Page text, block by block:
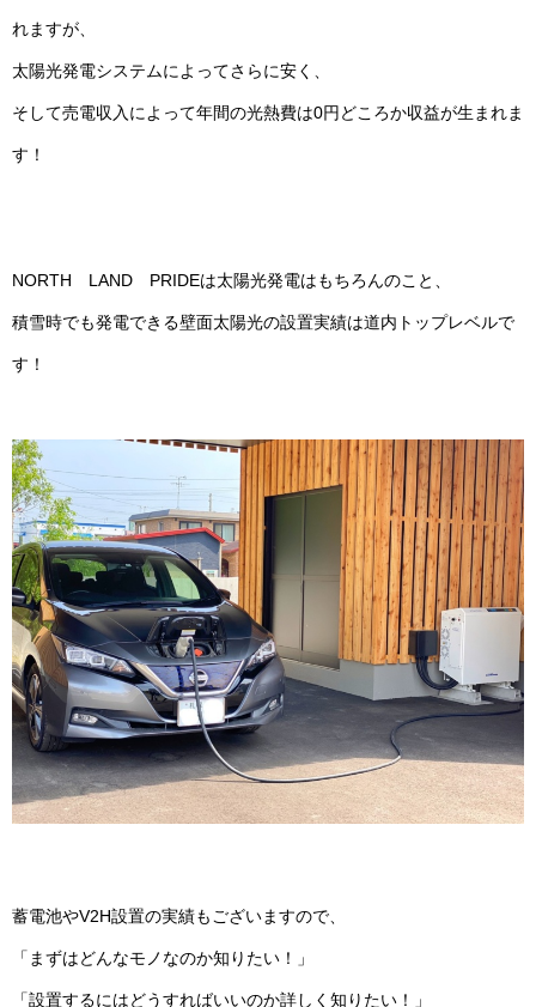
れますが、
太陽光発電システムによってさらに安く、
そして売電収入によって年間の光熱費は0円どころか収益が生まれま
す！
NORTH LAND PRIDEは太陽光発電はもちろんのこと、
積雪時でも発電できる壁面太陽光の設置実績は道内トップレベルで
す！
蓄電池やV2H設置の実績もございますので、
「まずはどんなモノなのか知りたい！」
「設置するにはどうすればいいのか詳しく知りたい！」